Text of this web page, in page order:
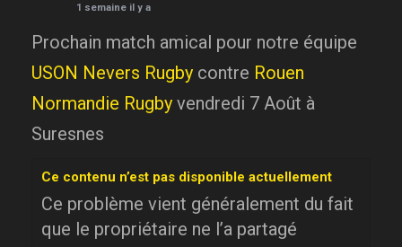
1 semaine il y a
Prochain match amical pour notre équipe
USON Nevers Rugby contre Rouen
Normandie Rugby vendredi 7 Août à
Suresnes
Ce contenu n’est pas disponible actuellement
Ce problème vient généralement du fait
que le propriétaire ne l’a partagé